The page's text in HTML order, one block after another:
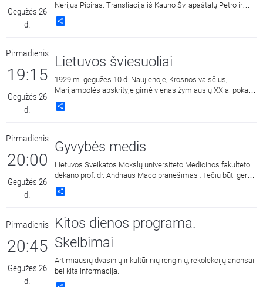
Gegužės 26
d.
Nerijus Pipiras. Transliacija iš Kauno Šv. apaštalų Petro ir
Povilo arkikatedros bazilikos.
Pirmadienis
19:15
Gegužės 26
d.
Lietuvos šviesuoliai
1929 m. gegužės 10 d. Naujienoje, Krosnos valsčius,
Marijampolės apskrityje gimė vienas žymiausių XX a. pokario
disidentų ir kovotojų už tikinčiųjų teises kun. Juozas
Zdebskis. Prisimenant šį Lietuvos šviesuolį kviečiame
Pirmadienis
20:00
Gegužės 26
d.
Gyvybės medis
Lietuvos Sveikatos Mokslų universiteto Medicinos fakulteto
dekano prof. dr. Andriaus Maco pranešimas „Tėčiu būti gera“
ir VDU Katalikų teologijos fakulteto prof. dr. kun. Andriaus
Narbekovo pranešimas „Negali būti meilės be vaikų, o vaikų -
konferencijoje skirtoje Pasaulinei gyvybės dienai „Vaiko
juokas išgelbės pasaulį.“
Pirmadienis
20:45
Gegužės 26
d.
Kitos dienos programa.
Skelbimai
Artimiausių dvasinių ir kultūrinių renginių, rekolekcijų anonsai
bei kita informacija.